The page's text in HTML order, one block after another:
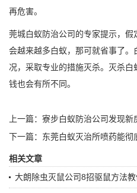
再危害。
莞城白蚁防治公司的专家提示，
会越来越多白蚁，那可就省事了
况，采取专业的措施灭杀。 灭杀白
钱也会有所不同。
上一篇： 寮步白蚁防治公司发现新
下一篇： 东莞白蚁灭治所喷药能彻
相关文章
大朗除虫灭鼠公司8招驱鼠方法